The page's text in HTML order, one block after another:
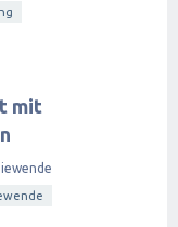
mit